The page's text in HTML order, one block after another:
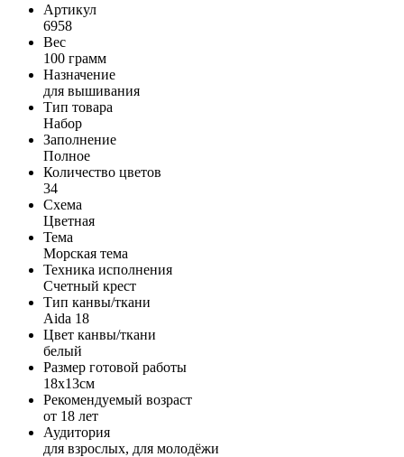
Артикул
6958
Вес
100 грамм
Назначение
для вышивания
Тип товара
Набор
Заполнение
Полное
Количество цветов
34
Схема
Цветная
Тема
Морская тема
Техника исполнения
Счетный крест
Тип канвы/ткани
Aida 18
Цвет канвы/ткани
белый
Размер готовой работы
18x13см
Рекомендуемый возраст
от 18 лет
Аудитория
для взрослых, для молодёжи